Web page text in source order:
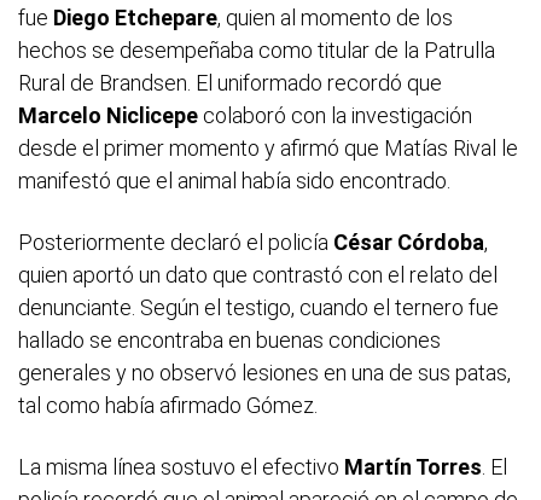
fue Diego Etchepare, quien al momento de los
hechos se desempeñaba como titular de la Patrulla
Rural de Brandsen. El uniformado recordó que
Marcelo Niclicepe colaboró con la investigación
desde el primer momento y afirmó que Matías Rival le
manifestó que el animal había sido encontrado.
Posteriormente declaró el policía César Córdoba,
quien aportó un dato que contrastó con el relato del
denunciante. Según el testigo, cuando el ternero fue
hallado se encontraba en buenas condiciones
generales y no observó lesiones en una de sus patas,
tal como había afirmado Gómez.
La misma línea sostuvo el efectivo Martín Torres . El